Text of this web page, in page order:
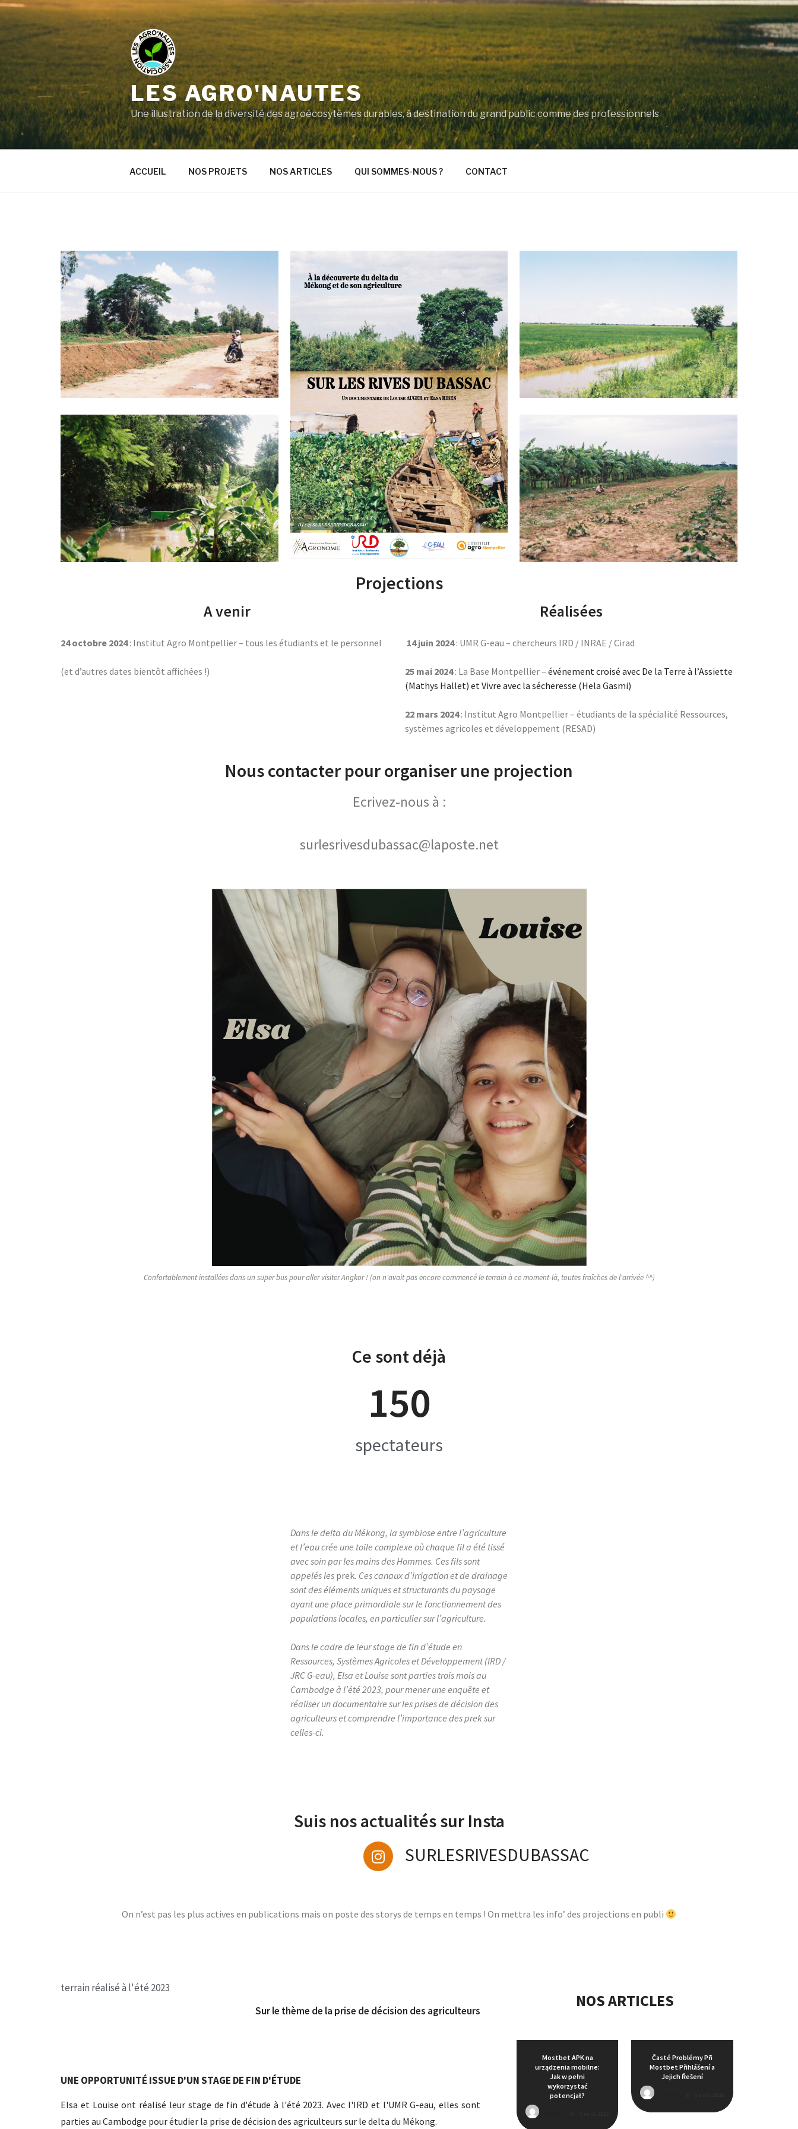
LES AGRO'NAUTES
Une illustration de la diversité des agroécosytèmes durables, à destination du grand public comme des professionnels
ACCUEIL NOS PROJETS NOS ARTICLES QUI SOMMES-NOUS ? CONTACT
Projections
A venir
24 octobre 2024: Institut Agro Montpellier – tous les étudiants et le personnel
(et d’autres dates bientôt affichées !)
Réalisées
14 juin 2024: UMR G-eau – chercheurs IRD / INRAE / Cirad
25 mai 2024: La Base Montpellier – événement croisé avec De la Terre à l’Assiette
(Mathys Hallet) et Vivre avec la sécheresse (Hela Gasmi)
22 mars 2024: Institut Agro Montpellier – étudiants de la spécialité Ressources,
systèmes agricoles et développement (RESAD)
Nous contacter pour organiser une projection
Ecrivez-nous à :
surlesrivesdubassac@laposte.net
Confortablement installées dans un super bus pour aller visiter Angkor ! (on n'avait pas encore commencé le terrain à ce moment-là, toutes fraîches de l'arrivée ^^)
Ce sont déjà
150
spectateurs
Dans le delta du Mékong, la symbiose entre l’agriculture
et l’eau crée une toile complexe où chaque fil a été tissé
avec soin par les mains des Hommes. Ces fils sont
appelés les prek. Ces canaux d’irrigation et de drainage
sont des éléments uniques et structurants du paysage
ayant une place primordiale sur le fonctionnement des
populations locales, en particulier sur l’agriculture.
Dans le cadre de leur stage de fin d’étude en
Ressources, Systèmes Agricoles et Développement (IRD /
JRC G-eau), Elsa et Louise sont parties trois mois au
Cambodge à l’été 2023, pour mener une enquête et
réaliser un documentaire sur les prises de décision des
agriculteurs et comprendre l’importance des prek sur
celles-ci.
Suis nos actualités sur Insta
SURLESRIVESDUBASSAC
On n’est pas les plus actives en publications mais on poste des storys de temps en temps ! On mettra les info’ des projections en publi
terrain réalisé à l'été 2023
Sur le thème de la prise de décision des agriculteurs
UNE OPPORTUNITÉ ISSUE D'UN STAGE DE FIN D'ÉTUDE
Elsa et Louise ont réalisé leur stage de fin d'étude à l'été 2023. Avec l'IRD et l'UMR G-eau, elles sont
parties au Cambodge pour étudier la prise de décision des agriculteurs sur le delta du Mékong.
NOS ARTICLES
Mostbet APK na
urządzenia mobilne:
Jak w pełni
wykorzystać
potencjał?
Časté Problémy Při
Mostbet Přihlášení a
Jejich Řešení